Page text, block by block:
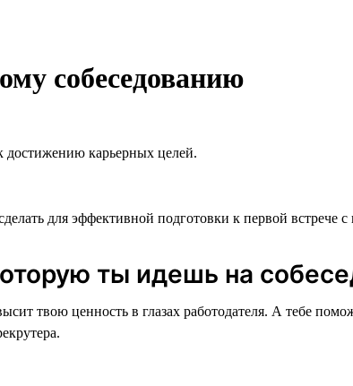
собеседованию
достижению карьерных целей.
для эффективной подготовки к первой встрече
ты идешь на
твою ценность в глазах работодателя. А тебе